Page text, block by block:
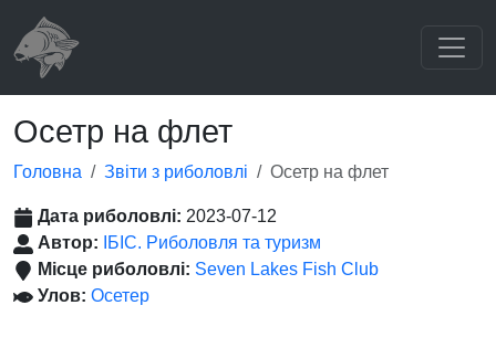
Осетр на флет
Головна Звіти з риболовлі Осетр на флет
Дата риболовлі: 2023-07-12
Автор:
ІБІС. Риболовля та туризм
Місце риболовлі: Seven Lakes Fish Club
Улов: Осетер